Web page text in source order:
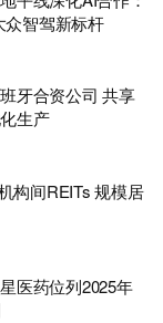
众智驾新标杆
牙合资公司 共享
生产
构间REITs 规模居
医药位列2025年